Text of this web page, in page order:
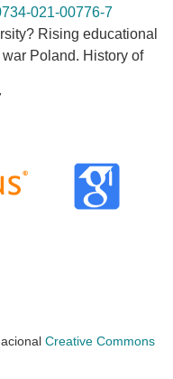
021-00776-7
Rising educational
Poland. History of
Creative Commons